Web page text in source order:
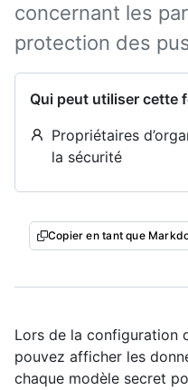
concernant les
protection des
Qui peut utiliser cette
Propriétaires
la sécurité
Copier en tant que
Lors de la configuration
pouvez afficher les
chaque modèle secret